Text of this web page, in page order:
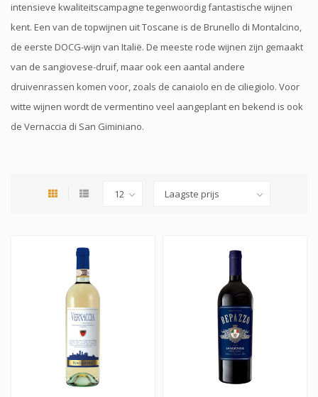
intensieve kwaliteitscampagne tegenwoordig fantastische wijnen
kent. Een van de topwijnen uit Toscane is de Brunello di Montalcino,
de eerste DOCG-wijn van Italië. De meeste rode wijnen zijn gemaakt
van de sangiovese-druif, maar ook een aantal andere
druivenrassen komen voor, zoals de canaiolo en de ciliegiolo. Voor
witte wijnen wordt de vermentino veel aangeplant en bekend is ook
de Vernaccia di San Giminiano.